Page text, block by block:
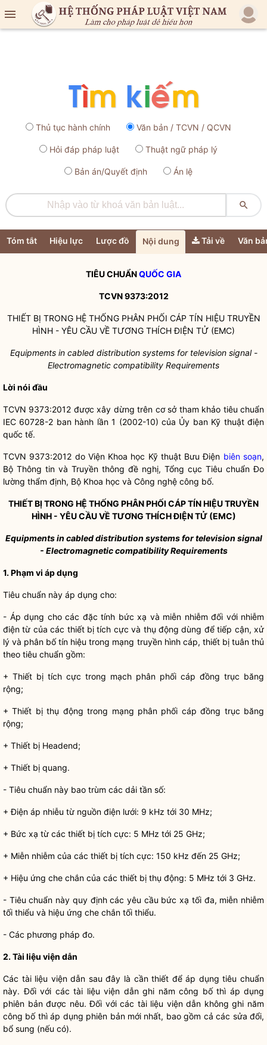

Thủ tục hành chính Văn bản / TCVN / QCVN
Hỏi đáp pháp luật Thuật ngữ pháp lý
Bản án/Quyết định Án lệ

Tóm tắt Hiệu lực Lược đồ Nội dung Tải về Văn
TIÊU CHUẨNQUỐC GIA
TCVN 9373:2012
THIẾT BỊ TRONG HỆ THỐNG PHÂN PHỐI CÁP TÍN HIỆU TRUYỀN
HÌNH - YÊU CẦU VỀ TƯƠNG THÍCH ĐIỆN TỬ (EMC)
Equipments in cabled distribution systems for television signal -
Electromagnetic compatibility Requirements
Lời nói đầu
TCVN 9373:2012 được xây dừng trên cơ sở tham khảo tiêu chuẩn
IEC 60728-2 ban hành lần 1 (2002-10) của Ủy ban Kỹ thuật điện
quốc tế.
TCVN 9373:2012 do Viện Khoa học Kỹ thuật Bưu Điện biên soạn,
Bộ Thông tin và Truyền thông đề nghị, Tổng cục Tiêu chuẩn Đo
lường thẩm định, Bộ Khoa học và Công nghệ công bố.
THIẾT BỊ TRONG HỆ THỐNG PHÂN PHỐI CÁP TÍN HIỆU TRUYỀN
HÌNH - YÊU CẦU VỀ TƯƠNG THÍCH ĐIỆN TỬ (EMC)
Equipments in cabled distribution systems for television signal
- Electromagnetic compatibility Requirements
1. Phạm vi áp dụng
Tiêu chuẩn này áp dụng cho:
- Áp dụng cho các đặc tính bức xạ và miễn nhiễm đối với nhiễm
điện từ của các thiết bị tích cực và thụ động dùng để tiếp cận, xử
lý và phân bố tín hiệu trong mạng truyền hình cáp, thiết bị tuân thủ
theo tiêu chuẩn gồm:
+ Thiết bị tích cực trong mạch phân phối cáp đồng trục băng
rộng;
+ Thiết bị thụ động trong mạng phân phối cáp đồng trục băng
rộng;
+ Thiết bị Headend;
+ Thiết bị quang.
- Tiêu chuẩn này bao trùm các dải tần số:
+ Điện áp nhiễu từ nguồn điện lưới: 9 kHz tới 30 MHz;
+ Bức xạ từ các thiết bị tích cực: 5 MHz tới 25 GHz;
+ Miễn nhiễm của các thiết bị tích cực: 150 kHz đến 25 GHz;
+ Hiệu ứng che chắn của các thiết bị thụ động: 5 MHz tới 3 GHz.
- Tiêu chuẩn này quy định các yêu cầu bức xạ tối đa, miễn nhiễm
tối thiểu và hiệu ứng che chắn tối thiểu.
- Các phương pháp đo.
2. Tài liệu viện dẫn
Các tài liệu viện dẫn sau đây là cần thiết để áp dụng tiêu chuẩn
này. Đối với các tài liệu viện dẫn ghi năm công bố thì áp dụng
phiên bản được nêu. Đối với các tài liệu viện dẫn không ghi năm
công bố thì áp dụng phiên bản mới nhất, bao gồm cả các sửa đổi,
bổ sung (nếu có).